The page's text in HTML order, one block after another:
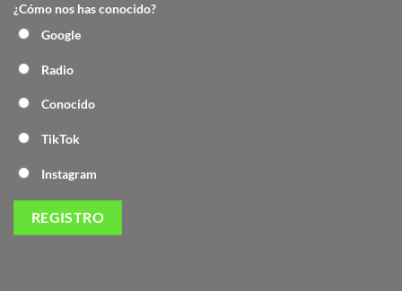
¿Cómo nos has conocido?
Google
Radio
Conocido
TikTok
Instagram